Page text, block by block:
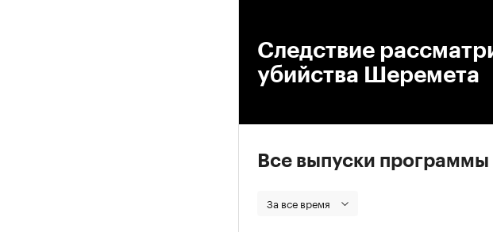
Следствие
убийства Шеремета
Все выпуски программы
За все время